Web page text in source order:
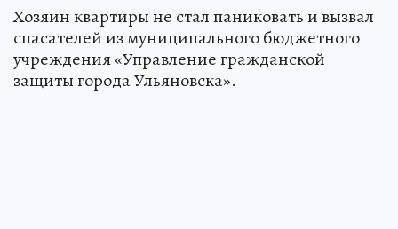
Хозяин квартиры не стал паниковать и вызвал
спасателей из муниципального бюджетного
учреждения «Управление гражданской
защиты города Ульяновска».